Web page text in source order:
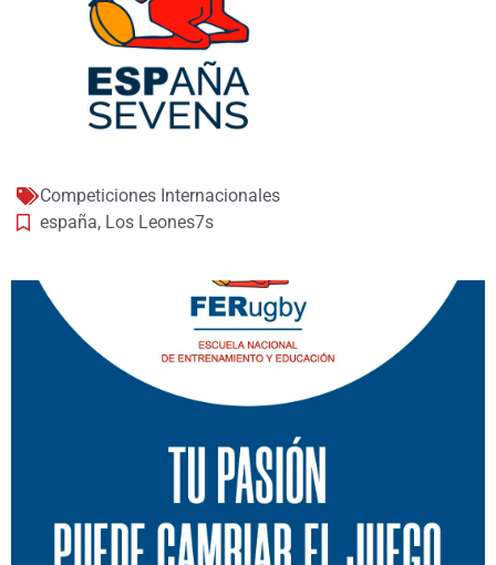
Competiciones Internacionales
españa, Los Leones7s